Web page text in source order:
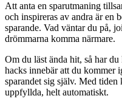
Att anta en sparutmaning
och inspireras av andra är en
sparande. Vad väntar du på,
drömmarna komma närmare.
Om du läst ända hit, så har du
hacks innebär att du kommer
sparandet sig själv. Med
uppfyllda, helt automatiskt.